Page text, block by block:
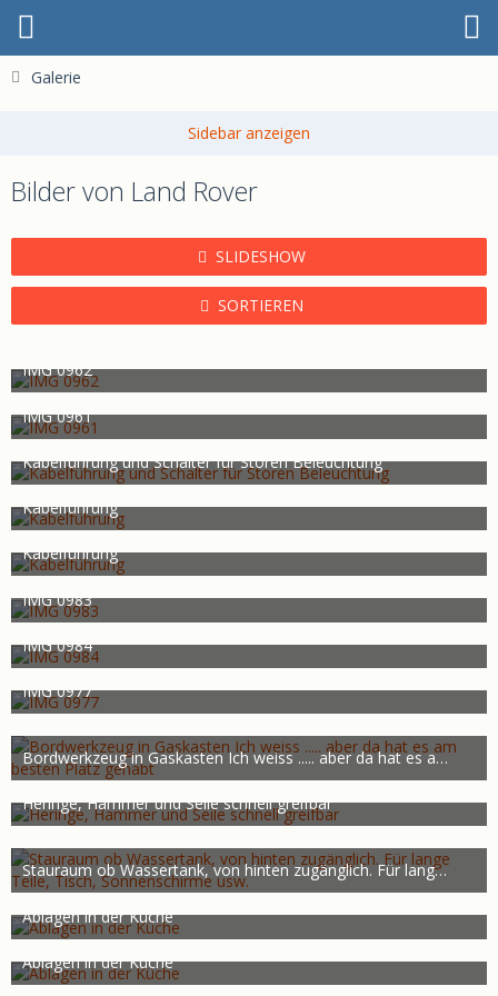
Galerie
Bilder von Land Rover
SLIDESHOW
SORTIEREN
IMG 0962
Land Rover
26. November 2014
1.102
0 0
IMG 0961
Land Rover
26. November 2014
1.273
0 0
Kabelführung und Schalter für Storen Beleuchtung
Land Rover
26. November 2014
1.287
0 0
Kabelführung
Land Rover
26. November 2014
1.534
0 0
Kabelführung
Land Rover
26. November 2014
1.220
0 0
IMG 0983
Land Rover
26. November 2014
1.401
0 0
IMG 0984
Land Rover
26. November 2014
1.398
0 0
IMG 0977
Land Rover
26. November 2014
1.534
0 0
Bordwerkzeug in Gaskasten Ich weiss ..... aber da hat es am besten Platz gehabt
Land Rover
26. November 2014
1.717
0 0
Heringe, Hammer und Seile schnell greifbar
Land Rover
26. November 2014
958
0 0
Stauraum ob Wassertank, von hinten zugänglich. Für lange Teile, Tisch, Sonnenschirme usw.
Land Rover
26. November 2014
1.435
0 0
Ablagen in der Küche
Land Rover
26. November 2014
1.258
0 0
Ablagen in der Küche
Land Rover 26. November 2014